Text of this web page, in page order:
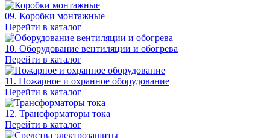
09. Коробки монтажные
Перейти в каталог
10. Оборудование вентиляции и обогрева
Перейти в каталог
11. Пожарное и охранное оборудование
Перейти в каталог
12. Трансформаторы тока
Перейти в каталог